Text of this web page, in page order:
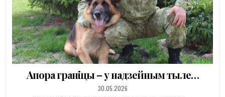
Апора граніцы – у надзейным тыле…
PUBLISHED
DATE:
30.05.2026